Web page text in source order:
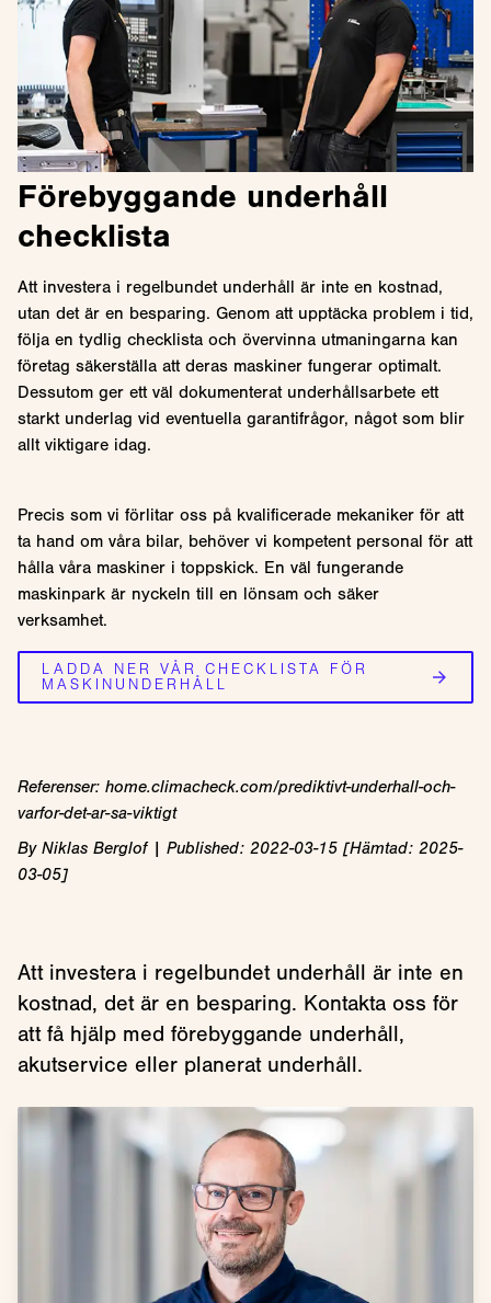
Förebyggande underhåll
checklista
Att investera i regelbundet underhåll är inte en kostnad,
utan det är en besparing. Genom att upptäcka problem i tid,
följa en tydlig checklista och övervinna utmaningarna kan
företag säkerställa att deras maskiner fungerar optimalt.
Dessutom ger ett väl dokumenterat underhållsarbete ett
starkt underlag vid eventuella garantifrågor, något som blir
allt viktigare idag.
Precis som vi förlitar oss på kvalificerade mekaniker för att
ta hand om våra bilar, behöver vi kompetent personal för att
hålla våra maskiner i toppskick. En väl fungerande
maskinpark är nyckeln till en lönsam och säker
verksamhet.
LADDA NER VÅR CHECKLISTA FÖR
MASKINUNDERHÅLL
Referenser: home.climacheck.com/prediktivt-underhall-och-
varfor-det-ar-sa-viktigt
By Niklas Berglof | Published: 2022-03-15 [Hämtad: 2025-
03-05]
Att investera i regelbundet underhåll är inte en
kostnad, det är en besparing. Kontakta oss för
att få hjälp med förebyggande underhåll,
akutservice eller planerat underhåll.